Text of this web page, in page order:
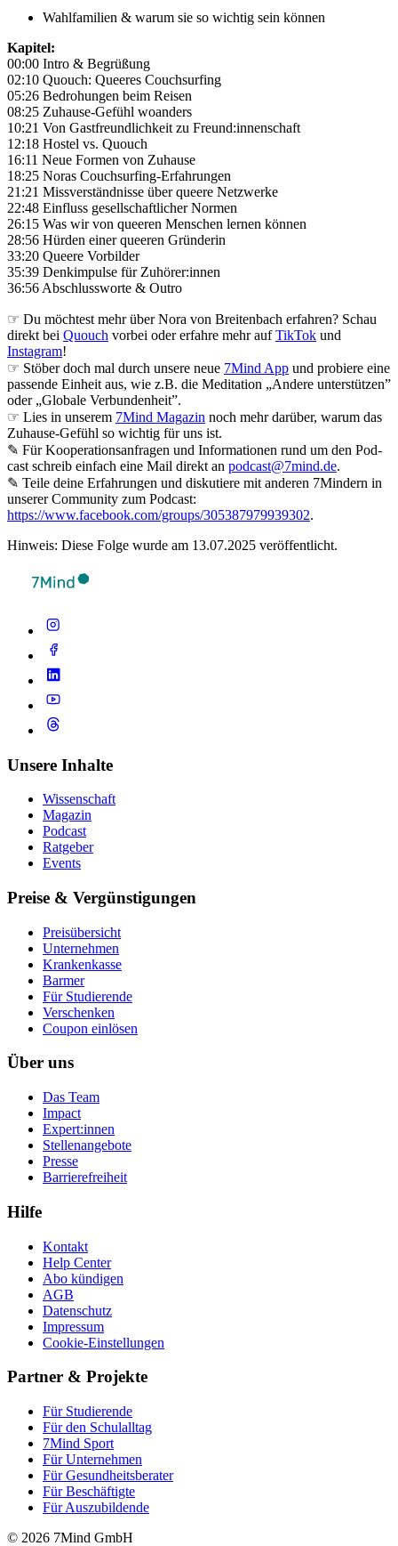
Wahlfamilien & warum sie so wichtig sein können
Kapitel:
00:00 Intro & Begrüßung
02:10 Quouch: Queeres Couchsurfing
05:26 Bedrohungen beim Reisen
08:25 Zuhause-Gefühl woanders
10:21 Von Gastfreundlichkeit zu Freund:innenschaft
12:18 Hostel vs. Quouch
16:11 Neue Formen von Zuhause
18:25 Noras Couchsurfing-Erfahrungen
21:21 Missverständnisse über queere Netzwerke
22:48 Einfluss gesellschaftlicher Normen
26:15 Was wir von queeren Menschen lernen können
28:56 Hürden einer queeren Gründerin
33:20 Queere Vorbilder
35:39 Denkimpulse für Zuhörer:innen
36:56 Abschlussworte & Outro
☞ Du möchtest mehr über Nora von Breitenbach erfahren? Schau
direkt bei Quouch vorbei oder erfahre mehr aufTikTok und
Instagram!
☞ Stöber doch mal durch unsere neue 7Mind App und probiere eine
passende Einheit aus, wie z.B. die Meditation „Andere unterstützen”
oder „Globale Verbundenheit”.
☞ Lies in unserem 7Mind Magazin noch mehr darüber, warum das
Zuhause-Gefühl so wichtig für uns ist.
✎ Für Koope­ra­ti­ons­an­fra­gen und Infor­ma­tio­nen rund um den Pod­
cast schreib ein­fach eine Mail direkt an podcast@7mind.de.
✎ Teile deine Erfahrungen und diskutiere mit anderen 7Mindern in
unserer Community zum Podcast:
https://www.facebook.com/groups/305387979939302.
Hinweis: Diese Folge wurde am 13.07.2025 veröffentlicht.
Unsere Inhalte
Wissenschaft
Magazin
Podcast
Ratgeber
Events
Preise & Vergünstigungen
Preisübersicht
Unternehmen
Krankenkasse
Barmer
Für Studierende
Ver­schen­ken
Coupon einlösen
Über uns
Das Team
Impact
Expert:innen
Stellenangebote
Presse
Barrierefreiheit
Hilfe
Kontakt
Help Center
Abo kündigen
AGB
Datenschutz
Impressum
Cookie-Einstellungen
Partner & Projekte
Für Stu­die­rende
Für den Schulalltag
7Mind Sport
Für Unter­neh­men
Für Gesund­heits­be­ra­ter
Für Beschäftigte
Für Auszubildende
© 2026 7Mind GmbH